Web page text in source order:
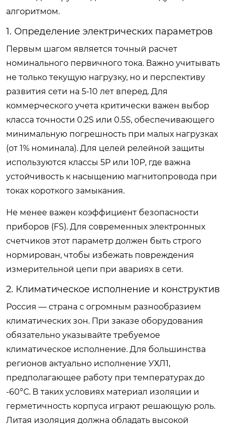
алгоритмом.
1. Определение электрических параметров
Первым шагом является точный расчет
номинального первичного тока. Важно учитывать
не только текущую нагрузку, но и перспективу
развития сети на 5-10 лет вперед. Для
коммерческого учета критически важен выбор
класса точности 0.2S или 0.5S, обеспечивающего
минимальную погрешность при малых нагрузках
(от 1% номинала). Для целей релейной защиты
используются классы 5Р или 10Р, где важна
устойчивость к насыщению магнитопровода при
токах короткого замыкания.
Не менее важен коэффициент безопасности
приборов (FS). Для современных электронных
счетчиков этот параметр должен быть строго
нормирован, чтобы избежать повреждения
измерительной цепи при авариях в сети.
2. Климатическое исполнение и конструктив
Россия — страна с огромным разнообразием
климатических зон. При заказе оборудования
обязательно указывайте требуемое
климатическое исполнение. Для большинства
регионов актуально исполнение УХЛ1,
предполагающее работу при температурах до
-60°С. В таких условиях материал изоляции и
герметичность корпуса играют решающую роль.
Литая изоляция должна обладать высокой